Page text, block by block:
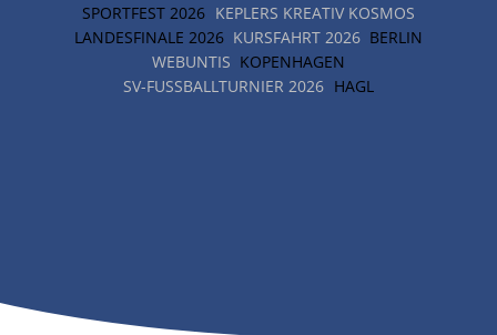
SPORTFEST 2026 KEPLERS KREATIV KOSMOS
LANDESFINALE 2026 KURSFAHRT 2026 BERLIN
WEBUNTIS KOPENHAGEN
SV-FUSSBALLTURNIER 2026
HAGL